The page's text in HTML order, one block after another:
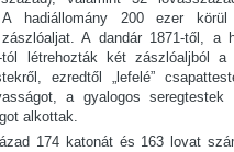
A hadiállomány 200 ezer
A dandár 1871-től, a
tól létrehozták két zászlóaljból a
ezredtől „lefelé”
a gyalogos
alkottak.
174 katonát és 163 lovat